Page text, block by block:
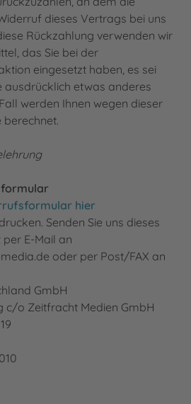
dieses Vertrags bei uns
Rückzahlung verwenden wir
das Sie bei der
eingesetzt haben, es sei
ausdrücklich etwas anderes
werden Ihnen wegen dieser
berechnet.
hier
Senden Sie uns dieses
E-Mail an
oder per Post/FAX an
GmbH
c/o Zeitfracht Medien GmbH